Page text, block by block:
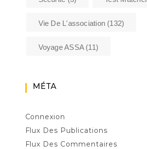
Vie De L'association (132)
Voyage ASSA(11)
MÉTA
Connexion
Flux Des Publications
Flux Des Commentaires